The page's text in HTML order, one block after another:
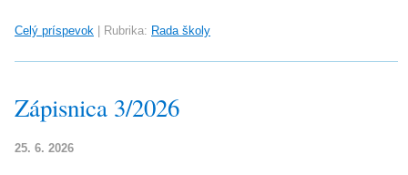
Celý príspevok Rubrika: Rada školy
Zápisnica 3/2026
25. 6. 2026